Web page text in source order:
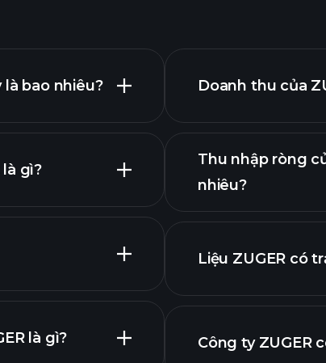
bao nhiêu?
gì?
là gì?
Doanh thu của
chính
Thu nhập ròng
nhiêu?
báo cáo
Liệu ZUGER có
Công ty ZUGER